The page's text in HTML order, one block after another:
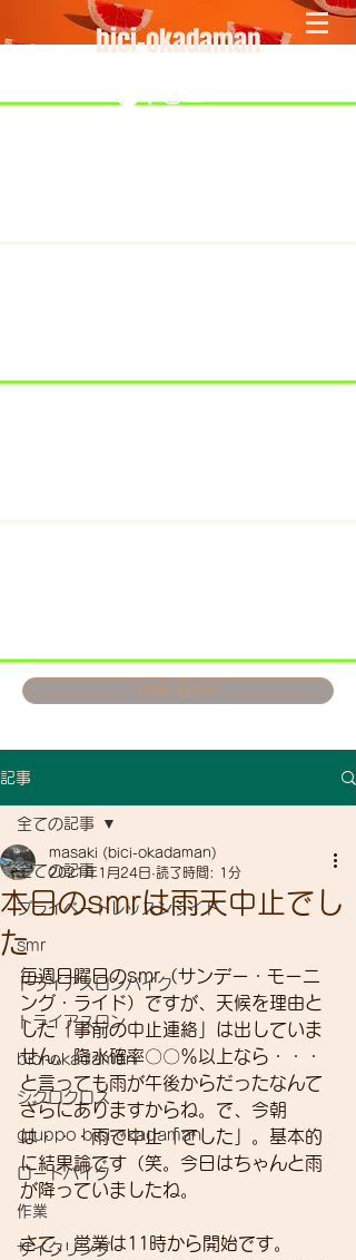
bici-okadaman
お問い合わせ
記事
全ての記事
プライベートレッスンライド
smr
トライアスロンバイク
トライアスロン
bici-okadaman
シクロクロス
gruppo bici-okadaman
ロードバイク
作業
サイクリング
全ての記事
本日のsmrは雨天中止でし
た
masaki (bici-okadaman)
2021年1月24日 読了時間: 1分
毎週日曜日のsmr（サンデー・モーニ
ング・ライド）ですが、天候を理由と
した「事前の中止連絡」は出していま
せん。降水確率〇〇％以上なら・・・
と言っても雨が午後からだったなんて
ざらにありますからね。で、今朝
は・・・雨で中止「でした」。基本的
に結果論です（笑。今日はちゃんと雨
が降っていましたね。
さて、営業は11時から開始です。